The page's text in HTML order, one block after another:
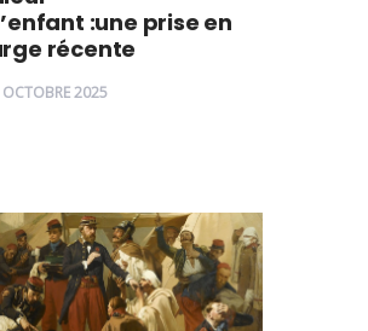
:une prise en
récente
OCTOBRE 2025